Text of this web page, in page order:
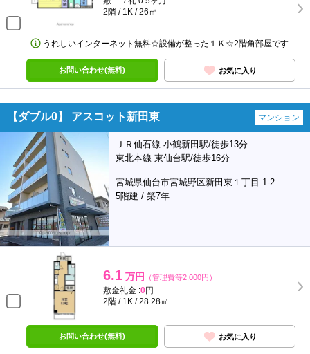
2階 / 1K / 26㎡
うれしいインターネット無料☆設備が整った１Ｋ☆2階角部屋です
お問い合わせ(無料) お気に入り
【ダブル0】 アスコット新田東 マンション
ＪＲ仙石線 小鶴新田駅/徒歩13分
東北本線 東仙台駅/徒歩16分
宮城県仙台市宮城野区新田東１丁目 1-2
5階建 / 築7年
6.1 万円 （管理費等2,000円）
敷金礼金 :0円
2階 / 1K / 28.28㎡
お問い合わせ(無料) お気に入り